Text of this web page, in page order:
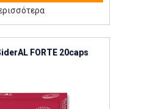
FORTE 20caps